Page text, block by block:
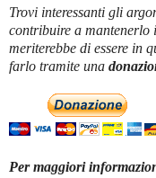
Trovi interessanti gli
contribuire a mantenerlo
meriterebbe di essere in
farlo tramite una
Per maggiori